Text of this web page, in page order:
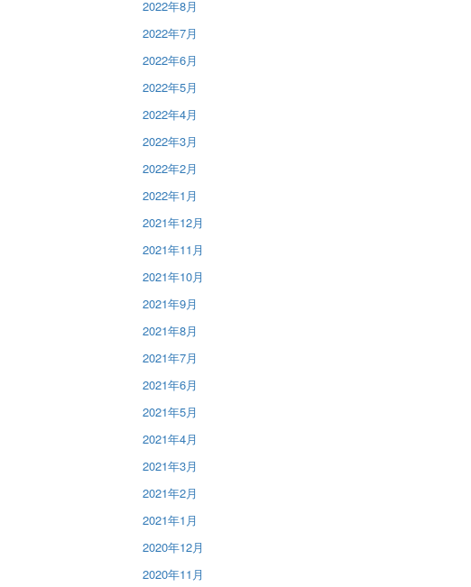
2022年8月
2022年7月
2022年6月
2022年5月
2022年4月
2022年3月
2022年2月
2022年1月
2021年12月
2021年11月
2021年10月
2021年9月
2021年8月
2021年7月
2021年6月
2021年5月
2021年4月
2021年3月
2021年2月
2021年1月
2020年12月
2020年11月